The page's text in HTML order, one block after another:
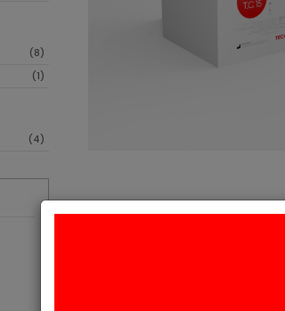
(8)
(1)
(4)